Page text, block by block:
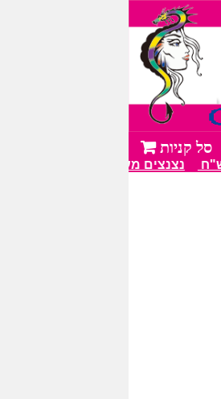
נצנצים מעל 100 גווני צבע מרהיבים